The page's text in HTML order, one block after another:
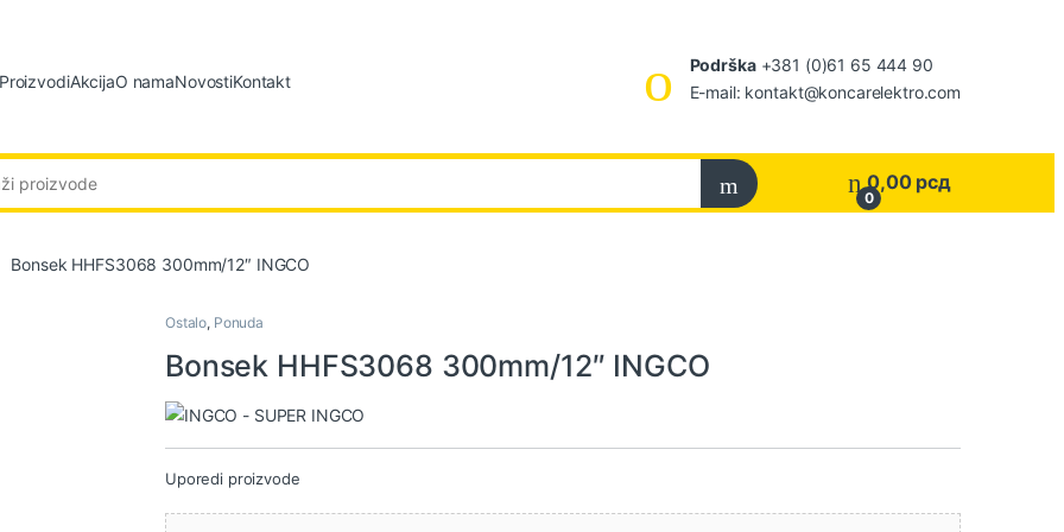
ProizvodiAkcijaO namaNovostiKontakt
Podrška+381 (0)61 65 444 90
E-mail: kontakt@koncarelektro.com
0
0,00 рсд
Bonsek HHFS3068 300mm/12″ INGCO
Ostalo, Ponuda
Bonsek HHFS3068 300mm/12″ INGCO
Uporedi proizvode